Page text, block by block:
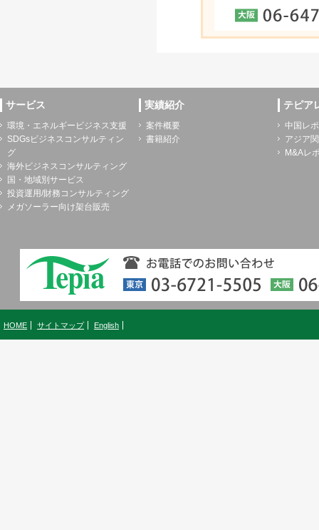
サービス
環境・エネルギービジネス支援
SDGsビジネスコンサルティン
グ
海外ビジネスコンサルティング
国・地域別サービス
投資運用/財務コンサルティング
メガソーラー向け架台販売
実績紹介
案件概要
書籍紹介
テピア
中国レ
アジア
M&Aレ
HOME サイトマップ English